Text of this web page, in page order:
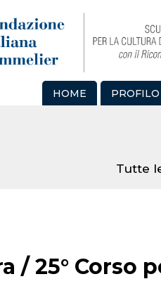
HOME PROFILO
Tutte
/ 25° Corso